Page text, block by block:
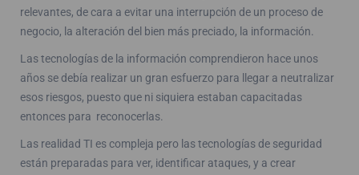
relevantes, de cara a evitar una interrupción de un proceso de
negocio, la alteración del bien más preciado, la información.
Las tecnologías de la información comprendieron hace unos
años se debía realizar un gran esfuerzo para llegar a neutralizar
esos riesgos, puesto que ni siquiera estaban capacitadas
entonces para reconocerlas.
Las realidad TI es compleja pero las tecnologías de seguridad
están preparadas para ver, identificar ataques, y a crear